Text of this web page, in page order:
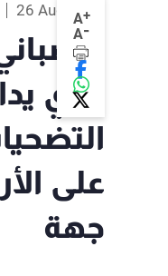
A+
A-
26 Aug 2017
الذي
على
جهة